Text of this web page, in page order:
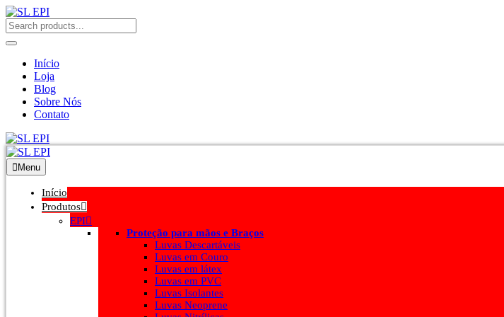
Início
Loja
Blog
Sobre Nós
Contato
Menu
Início
Produtos
EPI
Proteção para mãos e Braços
Luvas Descartáveis
Luvas em Couro
Luvas em látex
Luvas em PVC
Luvas Isolantes
Luvas Neoprene